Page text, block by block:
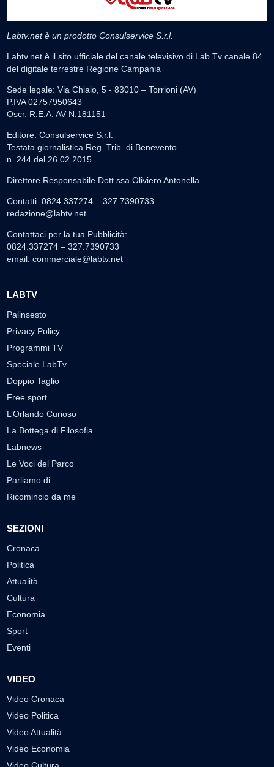
Labtv.net è un prodotto Consulservice S.r.l.
Labtv.net è il sito ufficiale del canale televisivo di Lab Tv canale 84
del digitale terrestre Regione Campania
Sede legale: Via Chiaio, 5 - 83010 – Torrioni (AV)
P.IVA 02757950643
Oscr. R.E.A. AV N.181151
Editore: Consulservice S.r.l.
Testata giornalistica Reg. Trib. di Benevento
n. 244 del 26.02.2015
Direttore Responsabile Dott.ssa Oliviero Antonella
Contatti: 0824.337274 – 327.7390733
redazione@labtv.net
Contattaci per la tua Pubblicità:
0824.337274 – 327.7390733
email: commerciale@labtv.net
LABTV
Palinsesto
Privacy Policy
Programmi TV
Speciale LabTv
Doppio Taglio
Free sport
L’Orlando Curioso
La Bottega di Filosofia
Labnews
Le Voci del Parco
Parliamo di…
Ricomincio da me
SEZIONI
Cronaca
Politica
Attualità
Cultura
Economia
Sport
Eventi
VIDEO
Video Cronaca
Video Politica
Video Attualità
Video Economia